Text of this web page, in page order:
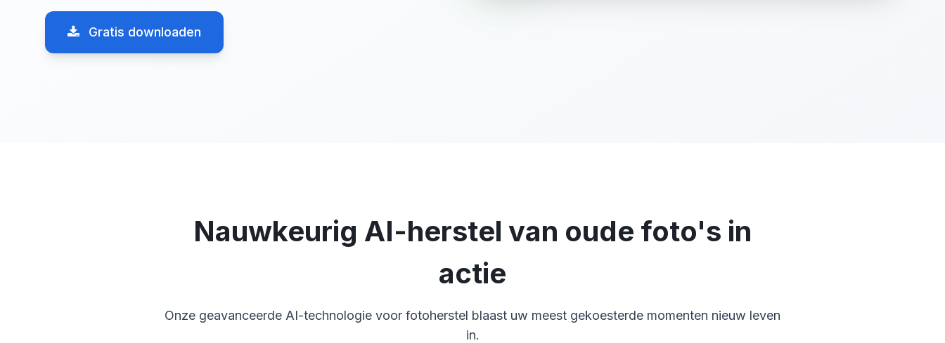
Gratis downloaden
Nauwkeurig AI-herstel van oude foto's in
actie
Onze geavanceerde AI-technologie voor fotoherstel blaast uw meest gekoesterde momenten nieuw leven
in.